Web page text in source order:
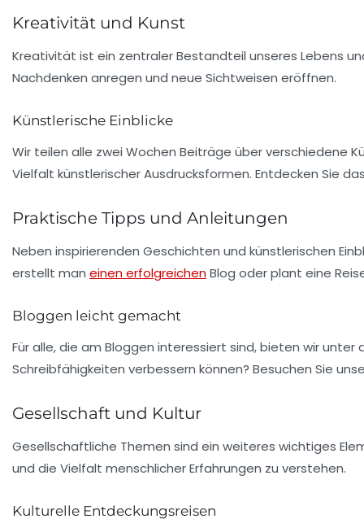
Kreativität und Kunst
Kreativität ist ein zentraler Bestandteil unseres Lebens
Nachdenken anregen und neue Sichtweisen eröffnen.
Künstlerische Einblicke
Wir teilen alle zwei Wochen Beiträge über verschiedene
Vielfalt künstlerischer Ausdrucksformen. Entdecken Sie
Praktische Tipps und Anleitungen
Neben inspirierenden Geschichten und künstlerischen
erstellt man einen erfolgreichenBlog oder plant eine
Bloggen leicht gemacht
Für alle, die am Bloggen interessiert sind, bieten wir
Schreibfähigkeiten verbessern können? Besuchen Sie
Gesellschaft und Kultur
Gesellschaftliche Themen sind ein weiteres wichtiges
und die Vielfalt menschlicher Erfahrungen zu verstehen.
Kulturelle Entdeckungsreisen